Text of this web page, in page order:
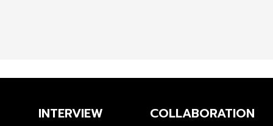
INTERVIEW COLLABORATION